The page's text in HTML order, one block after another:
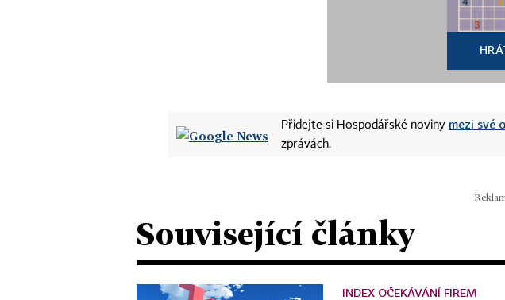
Přidejte si Hospodářské noviny mezi své
zprávách.
Související články
INDEX OČEKÁVÁNÍ FIREM